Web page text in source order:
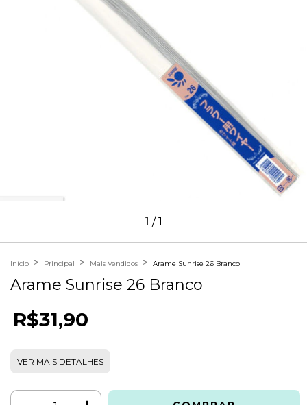
1 /1
Início > Principal > Mais Vendidos > Arame Sunrise 26 Branco
Arame Sunrise 26 Branco
R$31,90
VER MAIS DETALHES